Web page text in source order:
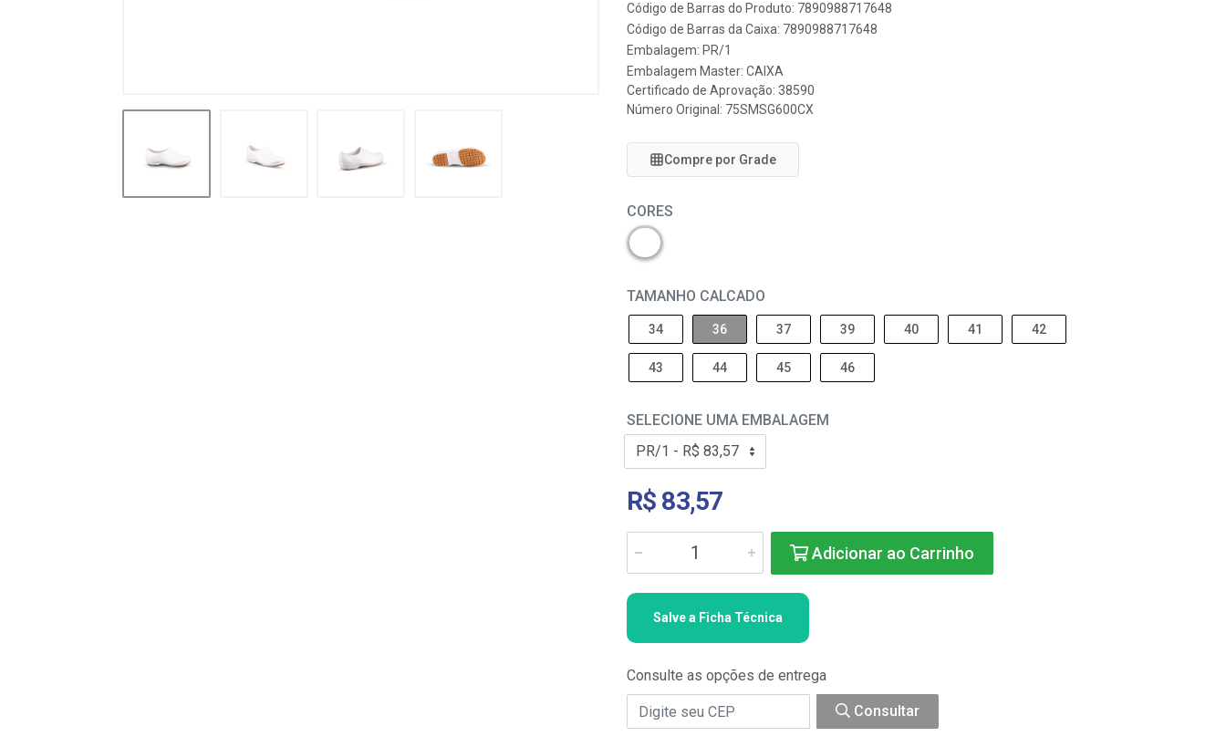
Código de Barras do Produto: 7890988717648
Código de Barras da Caixa: 7890988717648
Embalagem: PR/1
Embalagem Master: CAIXA
Certificado de Aprovação: 38590
Número Original: 75SMSG600CX
Compre por Grade
CORES
TAMANHO CALCADO
34 36 37 39 40 41 42
43 44 45 46
SELECIONE UMA EMBALAGEM
R$ 83,57
Adicionar ao Carrinho
Salve a Ficha Técnica
Consulte as opções de entrega
Consultar